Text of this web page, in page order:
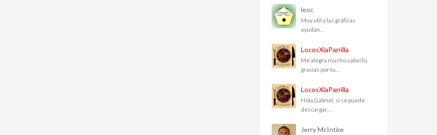
leoc
Muy util y las gráficas
ayudan...
LocosXlaParrilla
Me alegra mucho saberlo,
gracias por tu...
LocosXlaParrilla
Hola Gabriel, si se puede
descargar,...
Jerry McIntire